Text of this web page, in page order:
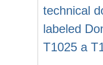
technical
labeled
T1025 a